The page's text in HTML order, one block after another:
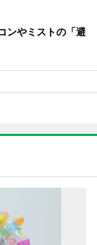
ンやミストの「避